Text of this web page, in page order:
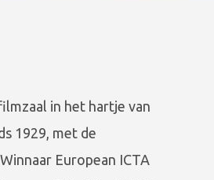
in het hartje van
1929, met de
European ICTA